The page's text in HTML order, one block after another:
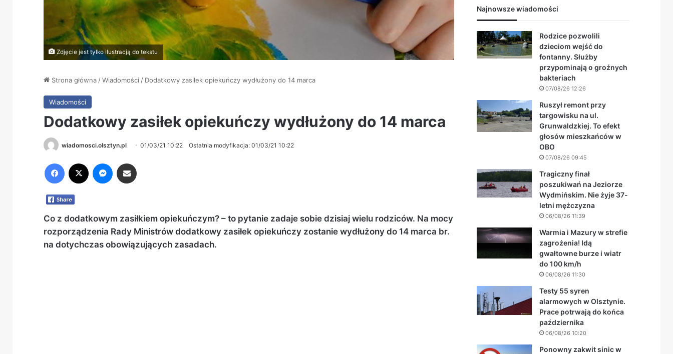
Zdjęcie jest tylko ilustracją do tekstu
Strona główna/Wiadomości / Dodatkowy zasiłek opiekuńczy wydłużony do 14 marca
Wiadomości
Dodatkowy zasiłek opiekuńczy wydłużony do 14 marca
wiadomosci.olsztyn.pl 01/03/21 10:22 Ostatnia modyfikacja: 01/03/21 10:22
Co z dodatkowym zasiłkiem opiekuńczym? – to pytanie zadaje sobie dzisiaj wielu rodziców. Na mocy
rozporządzenia Rady Ministrów dodatkowy zasiłek opiekuńczy zostanie wydłużony do 14 marca br.
na dotychczas obowiązujących zasadach.
Najnowsze wiadomości
Rodzice pozwolili
dzieciom wejść do
fontanny. Służby
przypominają o groźnych
bakteriach
07/08/26 12:26
Ruszył remont przy
targowisku na ul.
Grunwaldzkiej. To efekt
głosów mieszkańców w
OBO
07/08/26 09:45
Tragiczny finał
poszukiwań na Jeziorze
Wydmińskim. Nie żyje 37-
letni mężczyzna
06/08/26 11:39
Warmia i Mazury w strefie
zagrożenia! Idą
gwałtowne burze i wiatr
do 100 km/h
06/08/26 11:30
Testy 55 syren
alarmowych w Olsztynie.
Prace potrwają do końca
października
06/08/26 10:20
Ponowny zakwit sinic w